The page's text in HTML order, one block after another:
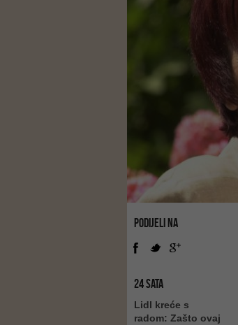
PODIJELI NA
24 SATA
Lidl kreće s
radom: Zašto ovaj